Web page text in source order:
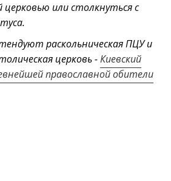
церковью или столкнуться с
раскольническая ПЦУ и
церковь -Киевский
православной обители